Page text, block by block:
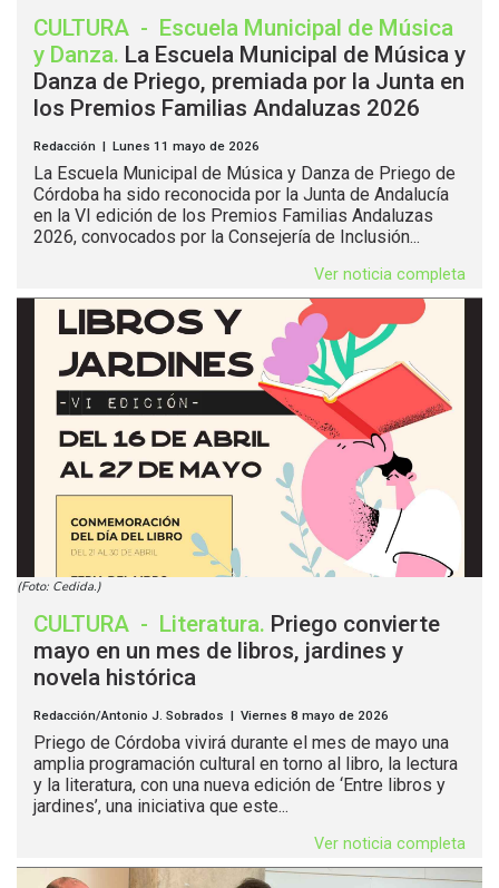
CULTURA - Escuela Municipal de Música
y Danza. La Escuela Municipal de Música y
Danza de Priego, premiada por la Junta en
los Premios Familias Andaluzas 2026
Redacción | Lunes 11 mayo de 2026
La Escuela Municipal de Música y Danza de Priego de
Córdoba ha sido reconocida por la Junta de Andalucía
en la VI edición de los Premios Familias Andaluzas
2026, convocados por la Consejería de Inclusión...
Ver noticia completa
(Foto: Cedida.)
CULTURA - Literatura. Priego convierte
mayo en un mes de libros, jardines y
novela histórica
Redacción/Antonio J. Sobrados | Viernes 8 mayo de 2026
Priego de Córdoba vivirá durante el mes de mayo una
amplia programación cultural en torno al libro, la lectura
y la literatura, con una nueva edición de ‘Entre libros y
jardines’, una iniciativa que este...
Ver noticia completa